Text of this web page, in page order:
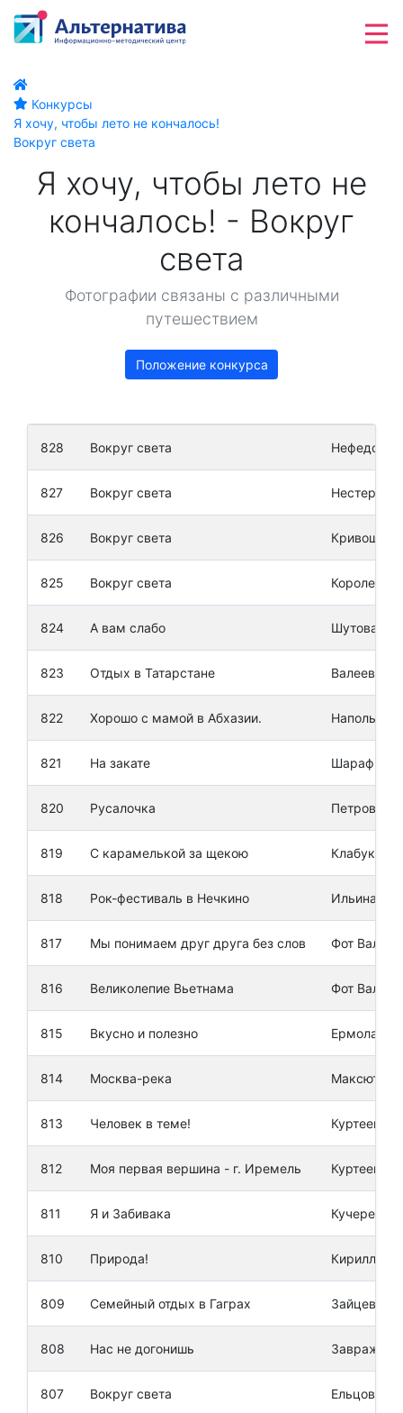
Конкурсы
Я хочу, чтобы лето не кончалось!
Вокруг света
Я хочу, чтобы лето не
кончалось! - Вокруг
света
Фотографии связаны с различными
путешествием
Положение конкурса
828 Вокруг света Нефедов
827 Вокруг света Нестерова
826 Вокруг света
825 Вокруг света Королев
824 А вам слабо Шутова
823 Отдых в Татарстане Валеев
822 Хорошо с мамой в Абхазии.
821 На закате
820 Русалочка Петрова
819 С карамелькой за щекою Клабуков
818 Рок-фестиваль в Нечкино Ильина
817 Мы понимаем друг друга без слов Фот
816 Великолепие Вьетнама Фот
815 Вкусно и полезно Ермолаев
814 Москва-река Максютов
813 Человек в теме! Куртеева
812 Моя первая вершина - г. Иремель Куртеева
811 Я и Забивака Кучеренко
810 Природа! Кирилл
809 Семейный отдых в Гаграх Зайцева
808 Нас не догонишь
807 Вокруг света Ельцов